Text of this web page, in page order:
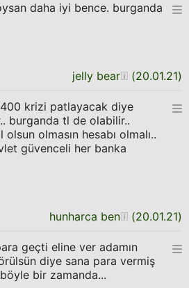
daha iyi bence. burganda
jelly bear (20.01.21)
krizi patlayacak diye
burganda tl de olabilir..
olmasın hesabı olmalı..
güvenceli her banka
hunharca ben (20.01.21)
geçti eline ver adamın
diye sana para vermiş
bir zamanda...